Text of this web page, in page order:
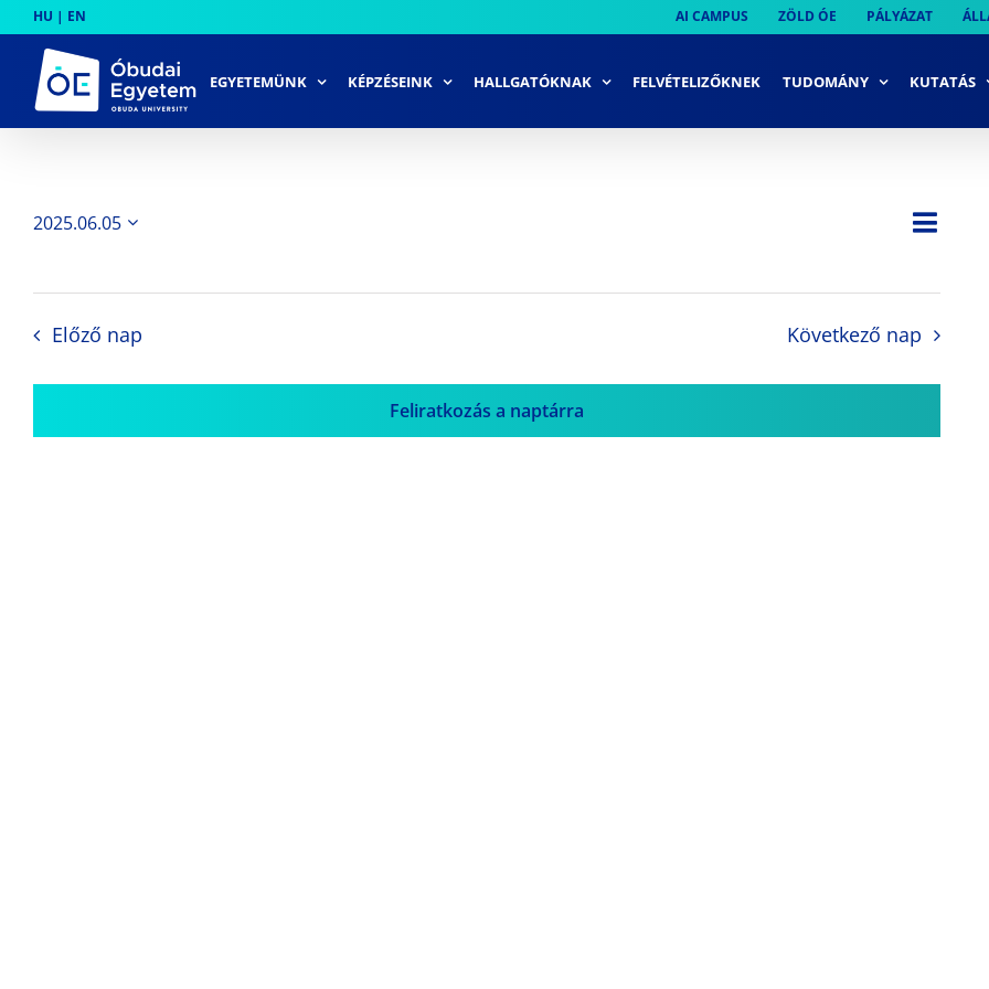
to
content
HU | EN AI CAMPUS ZÖLD ÓE PÁLYÁZAT
EGYETEMÜNK KÉPZÉSEINK HALLGATÓKNAK FELVÉTELIZŐKNEK TUDOMÁNY KUTATÁS
Nap
2025.06.05
Előző nap Következő nap
Feliratkozás a naptárra